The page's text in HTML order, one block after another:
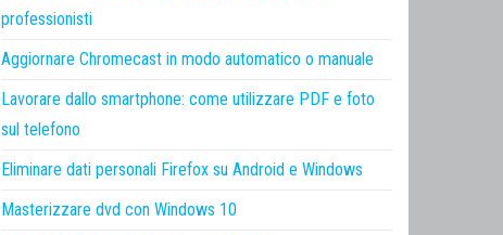
professionisti
Aggiornare Chromecast in modo automatico o manuale
Lavorare dallo smartphone: come utilizzare PDF e foto
sul telefono
Eliminare dati personali Firefox su Android e Windows
Masterizzare dvd con Windows 10